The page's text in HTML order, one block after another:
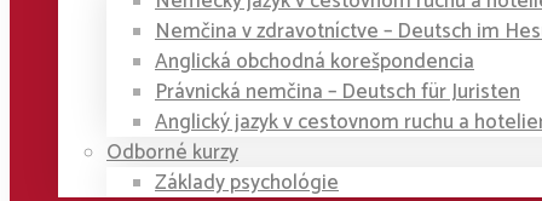
Nemčina v zdravotníctve – Deutsch im
Anglická obchodná korešpondencia
Právnická nemčina – Deutsch für Juristen
Anglický jazyk v cestovnom ruchu a
Odborné kurzy
Základy psychológie